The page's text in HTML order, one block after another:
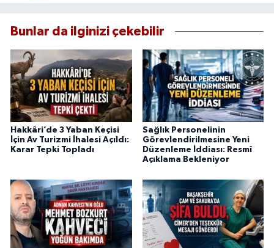
Bunlar da ilginizi çekebilir
Hakkâri’de 3 Yaban Keçisi
İçin Av Turizmi İhalesi Açıldı:
Karar Tepki Topladı
Sağlık Personelinin
Görevlendirilmesine Yeni
Düzenleme İddiası: Resmî
Açıklama Bekleniyor